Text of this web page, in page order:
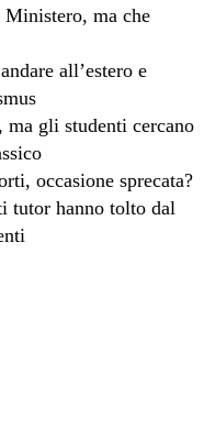
ma che
all’estero e
ma gli studenti cercano
occasione sprecata?
tutor hanno tolto dal